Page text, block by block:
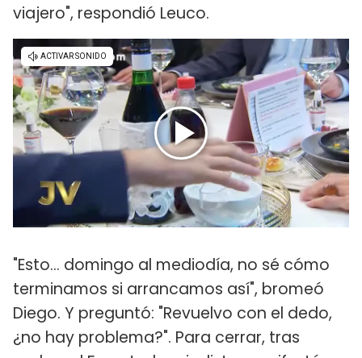
viajero", respondió Leuco.
"Esto... domingo al mediodía, no sé cómo
terminamos si arrancamos así", bromeó
Diego. Y preguntó: "Revuelvo con el dedo,
¿no hay problema?". Para cerrar, tras